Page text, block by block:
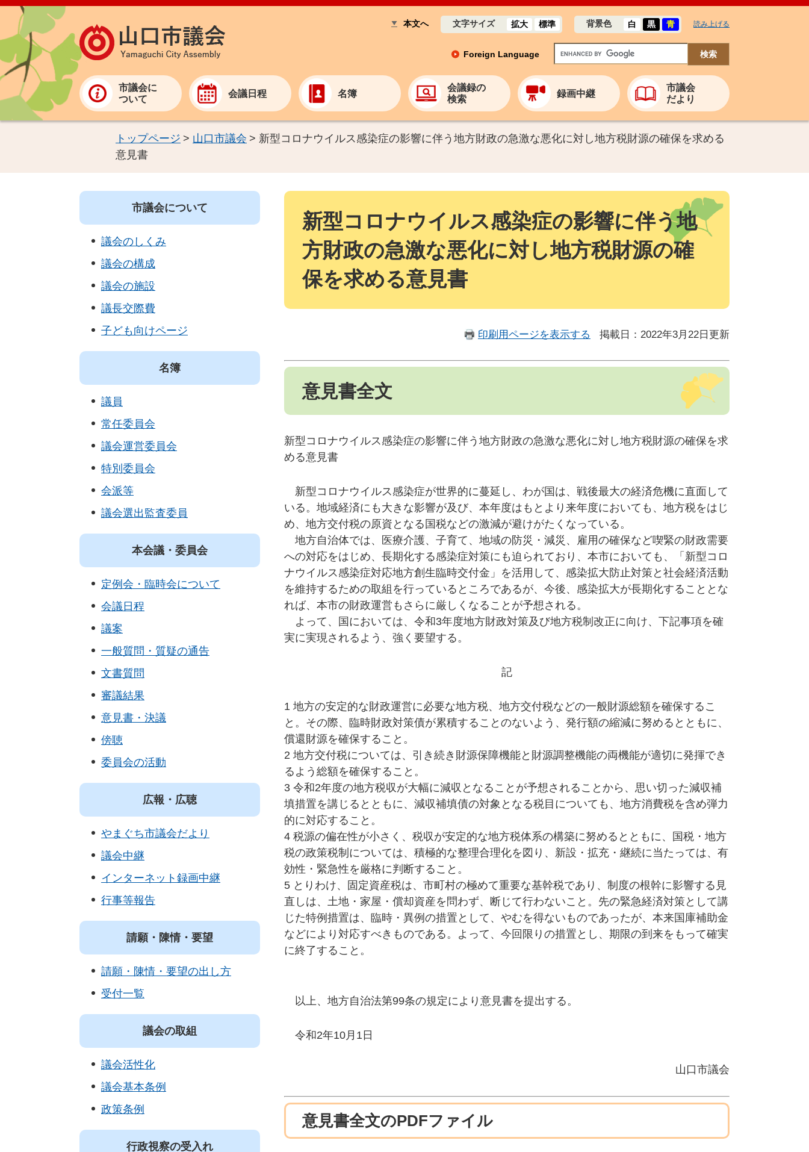
本文へ 文字サイズ 拡大 標準 背景色 白 黒 青 読み上げる
Foreign Language
市議会に
ついて
会議日程 名簿
会議録の
検索
録画中継
市議会
だより
トップページ > 山口市議会 > 新型コロナウイルス感染症の影響に伴う地方財政の急激な悪化に対し地方税財源の確保を求める
意見書
新型コロナウイルス感染症の影響に伴う地
方財政の急激な悪化に対し地方税財源の確
保を求める意見書
印刷用ページを表示する 掲載日：2022年3月22日更新
意見書全文
新型コロナウイルス感染症の影響に伴う地方財政の急激な悪化に対し地方税財源の確保を求
める意見書
新型コロナウイルス感染症が世界的に蔓延し、わが国は、戦後最大の経済危機に直面して
いる。地域経済にも大きな影響が及び、本年度はもとより来年度においても、地方税をはじ
め、地方交付税の原資となる国税などの激減が避けがたくなっている。
地方自治体では、医療介護、子育て、地域の防災・減災、雇用の確保など喫緊の財政需要
への対応をはじめ、長期化する感染症対策にも迫られており、本市においても、「新型コロ
ナウイルス感染症対応地方創生臨時交付金」を活用して、感染拡大防止対策と社会経済活動
を維持するための取組を行っているところであるが、今後、感染拡大が長期化することとな
れば、本市の財政運営もさらに厳しくなることが予想される。
よって、国においては、令和3年度地方財政対策及び地方税制改正に向け、下記事項を確
実に実現されるよう、強く要望する。
記
1 地方の安定的な財政運営に必要な地方税、地方交付税などの一般財源総額を確保するこ
と。その際、臨時財政対策債が累積することのないよう、発行額の縮減に努めるとともに、
償還財源を確保すること。
2 地方交付税については、引き続き財源保障機能と財源調整機能の両機能が適切に発揮でき
るよう総額を確保すること。
3 令和2年度の地方税収が大幅に減収となることが予想されることから、思い切った減収補
填措置を講じるとともに、減収補填債の対象となる税目についても、地方消費税を含め弾力
的に対応すること。
4 税源の偏在性が小さく、税収が安定的な地方税体系の構築に努めるとともに、国税・地方
税の政策税制については、積極的な整理合理化を図り、新設・拡充・継続に当たっては、有
効性・緊急性を厳格に判断すること。
5 とりわけ、固定資産税は、市町村の極めて重要な基幹税であり、制度の根幹に影響する見
直しは、土地・家屋・償却資産を問わず、断じて行わないこと。先の緊急経済対策として講
じた特例措置は、臨時・異例の措置として、やむを得ないものであったが、本来国庫補助金
などにより対応すべきものである。よって、今回限りの措置とし、期限の到来をもって確実
に終了すること。
以上、地方自治法第99条の規定により意見書を提出する。
令和2年10月1日
山口市議会
意見書全文のPDFファイル
市議会について
議会のしくみ
議会の構成
議会の施設
議長交際費
子ども向けページ
名簿
議員
常任委員会
議会運営委員会
特別委員会
会派等
議会選出監査委員
本会議・委員会
定例会・臨時会について
会議日程
議案
一般質問・質疑の通告
文書質問
審議結果
意見書・決議
傍聴
委員会の活動
広報・広聴
やまぐち市議会だより
議会中継
インターネット録画中継
行事等報告
請願・陳情・要望
請願・陳情・要望の出し方
受付一覧
議会の取組
議会活性化
議会基本条例
政策条例
行政視察の受入れ